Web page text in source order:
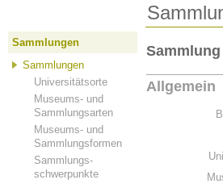
Sammlungen
Sammlungen
Universitätsorte
Museums- und
Sammlungsarten
Museums- und
Sammlungsformen
Sammlungs-
schwerpunkte
Allgemein